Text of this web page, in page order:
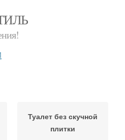
Туалет без скучной
плитки